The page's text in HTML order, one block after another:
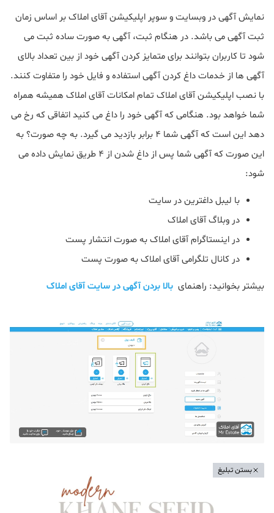
نمایش آگهی در وبسایت و سوپر اپلیکیشن آقای املاک بر اساس زمان
ثبت آگهی می باشد. در هنگام ثبت، آگهی به صورت ساده ثبت می
شود تا کاربران بتوانند برای متمایز کردن آگهی خود از بین تعداد بالای
آگهی ها از خدمات داغ کردن آگهی استفاده و فایل خود را متفاوت کنند.
با نصب اپلیکیشن آقای املاک تمام امکانات آقای املاک همیشه همراه
شما خواهد بود. هنگامی که آگهی خود را داغ می کنید اتفاقی که رخ می
دهد این است که آگهی شما 4 برابر بازدید می گیرد. به چه صورت؟ به
این صورت که آگهی شما پس از داغ شدن از 4 طریق نمایش داده می
شود:
با لیبل داغترین در سایت
در وبلاگ آقای املاک
در اینستاگرام آقای املاک به صورت انتشار پست
در کانال تلگرامی آقای املاک به صورت پست
بیشتر بخوانید: راهنمای بالا بردن آگهی در سایت آقای املاک
بستن تبلیغ